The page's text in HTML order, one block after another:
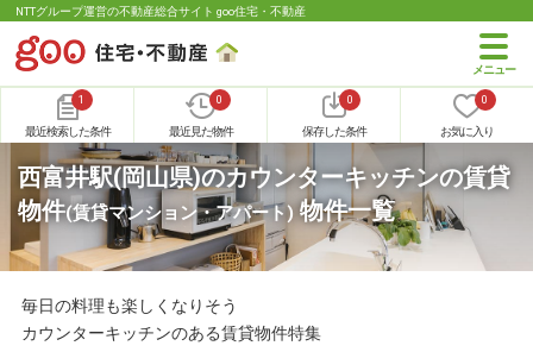
NTTグループ運営の不動産総合サイト goo住宅・不動産
1
最近検索した条件
0
最近見た物件
0
保存した条件
0
お気に入り
西富井駅(岡山県)のカウンターキッチンの賃貸
物件(賃貸マンション・アパート)物件一覧
毎日の料理も楽しくなりそう
カウンターキッチンのある賃貸物件特集